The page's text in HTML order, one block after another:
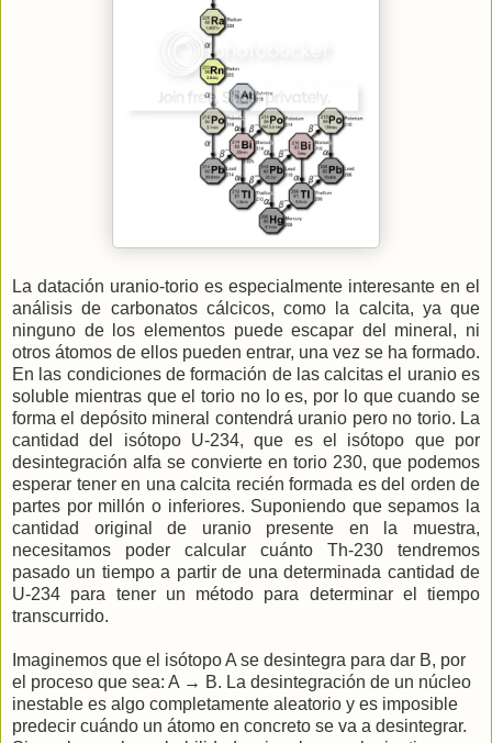
La datación uranio-torio es especialmente interesante en el
análisis de carbonatos cálcicos, como la calcita, ya que
ninguno de los elementos puede escapar del mineral, ni
otros átomos de ellos pueden entrar, una vez se ha formado.
En las condiciones de formación de las calcitas el uranio es
soluble mientras que el torio no lo es, por lo que cuando se
forma el depósito mineral contendrá uranio pero no torio. La
cantidad del isótopo U-234, que es el isótopo que por
desintegración alfa se convierte en torio 230, que podemos
esperar tener en una calcita recién formada es del orden de
partes por millón o inferiores. Suponiendo que sepamos la
cantidad original de uranio presente en la muestra,
necesitamos poder calcular cuánto Th-230 tendremos
pasado un tiempo a partir de una determinada cantidad de
U-234 para tener un método para determinar el tiempo
transcurrido.
Imaginemos que el isótopo A se desintegra para dar B, por
el proceso que sea: A → B. La desintegración de un núcleo
inestable es algo completamente aleatorio y es imposible
predecir cuándo un átomo en concreto se va a desintegrar.